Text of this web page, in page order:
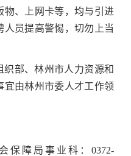
物、上网卡等，均与引进
员提高警惕，切勿上当
部、林州市人力资源和
由林州市委人才工作领
保障局事业科：0372-